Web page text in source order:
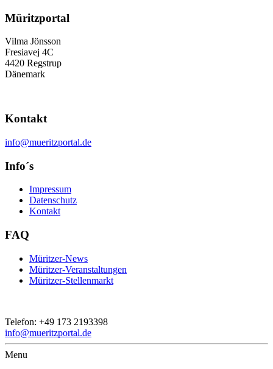
Müritzportal
Vilma Jönsson
Fresiavej 4C
4420 Regstrup
Dänemark
Kontakt
info@mueritzportal.de
Info´s
Impressum
Datenschutz
Kontakt
FAQ
Müritzer-News
Müritzer-Veranstaltungen
Müritzer-Stellenmarkt
Telefon: +49 173 2193398
info@mueritzportal.de
Menu